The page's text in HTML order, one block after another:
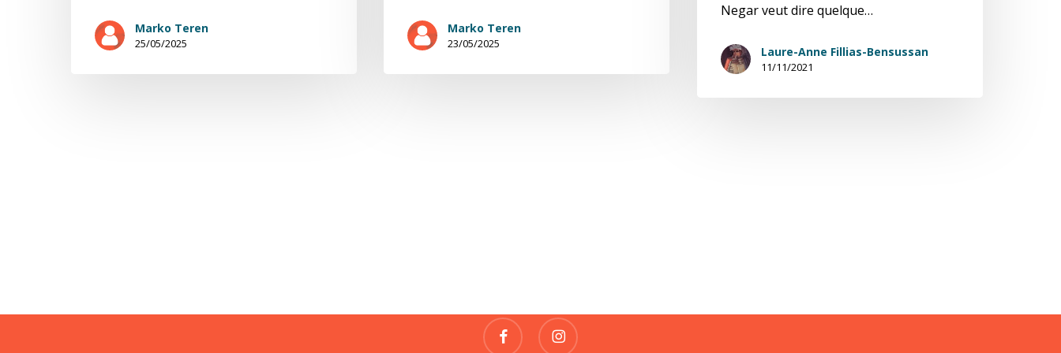
Marko Teren
25/05/2025
Marko Teren
23/05/2025
Negar veut dire quelque…
Laure-Anne Fillias-Bensussan
11/11/2021
facebook instagram